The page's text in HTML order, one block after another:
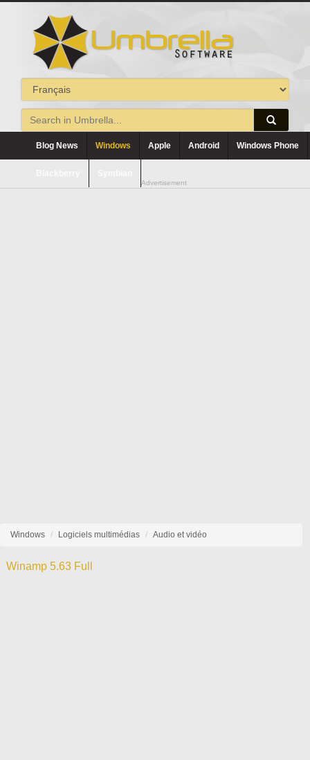
Blog News Windows Apple Android Windows Phone
Advertisement
Windows Logiciels multimédias Audio et vidéo
Winamp 5.63 Full